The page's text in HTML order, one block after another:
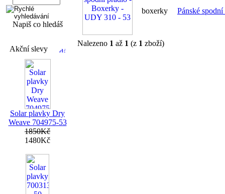
Napiš co hledáš
Akční slevy
Solar plavky Dry
Weave 704975-53
1850Kč
1480Kč
boxerky Pánské
Nalezeno 1 až 1 (z 1 zboží)